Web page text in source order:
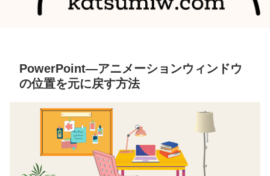
PowerPoint―アニメーションウィンドウ
の位置を元に戻す方法